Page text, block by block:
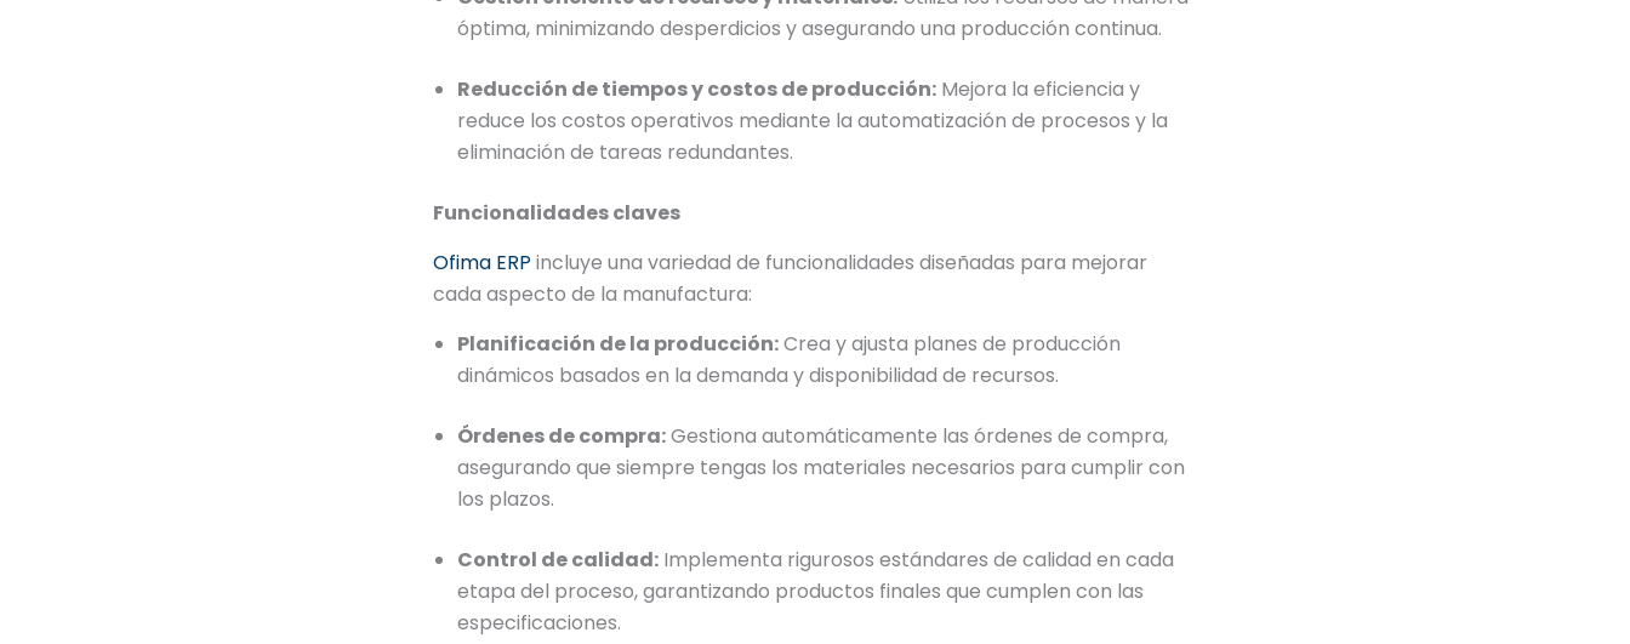
óptima, minimizando desperdicios y asegurando una producción continua.
Reducción de tiempos y costos de producción: Mejora la eficiencia y
reduce los costos operativos mediante la automatización de procesos y la
eliminación de tareas redundantes.
Funcionalidades claves
Ofima ERP incluye una variedad de funcionalidades diseñadas para mejorar
cada aspecto de la manufactura:
Planificación de la producción:Crea y ajusta planes de producción
dinámicos basados en la demanda y disponibilidad de recursos.
Órdenes de compra:Gestiona automáticamente las órdenes de compra,
asegurando que siempre tengas los materiales necesarios para cumplir con
los plazos.
Control de calidad: Implementa rigurosos estándares de calidad en cada
etapa del proceso, garantizando productos finales que cumplen con las
especificaciones.